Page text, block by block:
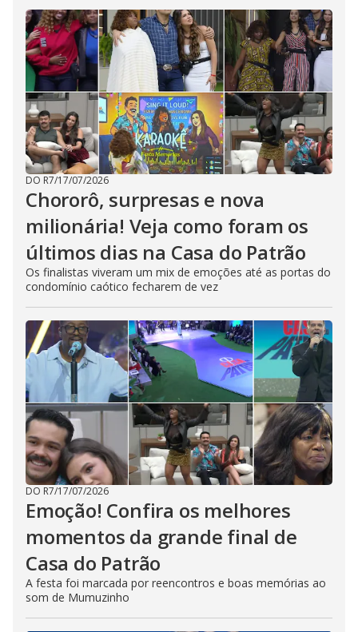
DO R7/17/07/2026
Chororô, surpresas e nova
milionária! Veja como foram os
últimos dias na Casa do Patrão
Os finalistas viveram um mix de emoções até as portas do
condomínio caótico fecharem de vez
DO R7/17/07/2026
Emoção! Confira os melhores
momentos da grande final de
Casa do Patrão
A festa foi marcada por reencontros e boas memórias ao
som de Mumuzinho